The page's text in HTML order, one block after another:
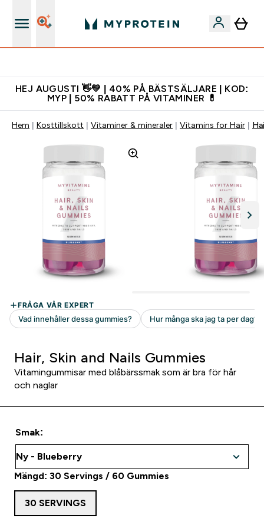
HEJ AUGUSTI 👋💛 | 40% PÅ BÄSTSÄLJARE | KOD:
MYP | 50% RABATT PÅ VITAMINER 💊
Hem Kosttillskott Vitaminer & mineraler Vitamins for Hair
Hair, Skin and Nails Gummies
Vitamingummisar med blåbärssmak som är bra för hår
och naglar
Smak:
Mängd: 30 Servings / 60 Gummies
30 SERVINGS